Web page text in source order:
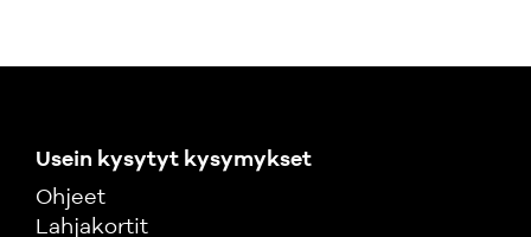
Usein kysytyt kysymykset
Ohjeet
Lahjakortit